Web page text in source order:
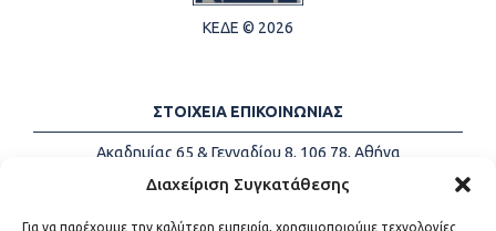
Διαχείριση Συγκατάθεσης
Για να παρέχουμε την καλύτερη εμπειρία, χρησιμοποιούμε τεχνολογίες
ΚΕΔΕ © 2026
ΣΤΟΙΧΕΙΑ ΕΠΙΚΟΙΝΩΝΙΑΣ
Ακαδημίας 65 & Γενναδίου 8, 106 78, Αθήνα
Τηλέφωνα:
+30 213-2147500
Email:
info@kede.gr